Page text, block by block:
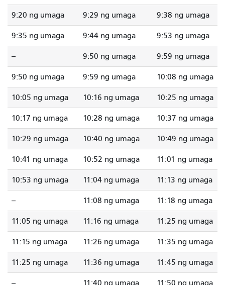
9:20 ng umaga 9:29 ng umaga 9:38 ng umaga
9:35 ng umaga 9:44 ng umaga 9:53 ng umaga
-- 9:50 ng umaga 9:59 ng umaga
9:50 ng umaga 9:59 ng umaga 10:08 ng umaga
10:05 ng umaga 10:16 ng umaga 10:25 ng umaga
10:17 ng umaga 10:28 ng umaga 10:37 ng umaga
10:29 ng umaga 10:40 ng umaga 10:49 ng umaga
10:41 ng umaga 10:52 ng umaga 11:01 ng umaga
10:53 ng umaga 11:04 ng umaga 11:13 ng umaga
-- 11:08 ng umaga 11:18 ng umaga
11:05 ng umaga 11:16 ng umaga 11:25 ng umaga
11:15 ng umaga 11:26 ng umaga 11:35 ng umaga
11:25 ng umaga 11:36 ng umaga 11:45 ng umaga